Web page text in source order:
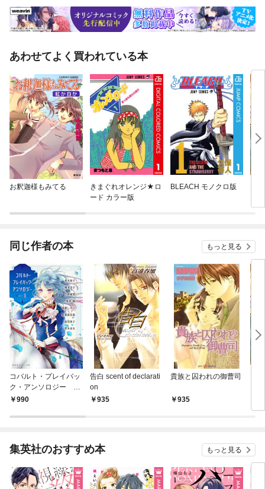
あわせてよく買われている本
お釈迦様もみてる
きまぐれオレンジ★ロ
ード カラー版
BLEACH モノクロ版
同じ作者の本 もっと見る
コバルト・プレイバッ
ク・アンソロジー ｐ
ａｒｔ １
990
告白 scent of declarati
on
935
貴族と囚われの御曹司
935
集英社のおすすめ本 もっと見る